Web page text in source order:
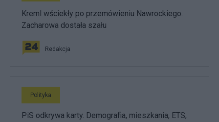
Kreml wściekły po przemówieniu Nawrockiego.
Zacharowa dostała szału
Redakcja
Polityka
PiS odkrywa karty. Demografia, mieszkania, ETS,